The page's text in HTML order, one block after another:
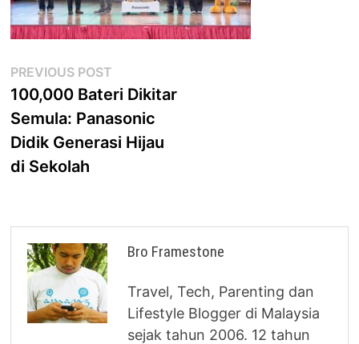
Post
navigation
PREVIOUS POST
post:
100,000 Bateri Dikitar
Semula: Panasonic
Didik Generasi Hijau
di Sekolah
Bro Framestone
Travel, Tech, Parenting dan
Lifestyle Blogger di Malaysia
sejak tahun 2006. 12 tahun